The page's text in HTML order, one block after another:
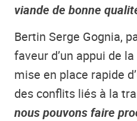
viande de bonne
Bertin Serge Gognia,
faveur d’un appui de
mise en place rapide
des conflits liés à la
nous pouvons faire